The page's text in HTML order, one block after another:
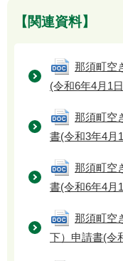
【関連資料】
那須町空
(令和6年4月1
那須町空
書(令和3年4月
那須町空
書(令和6年4月
那須町空
下）申請書(令